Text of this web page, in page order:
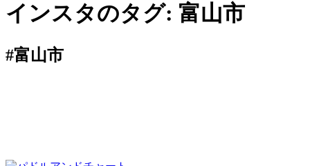
インスタのタグ: 富山市
#富山市